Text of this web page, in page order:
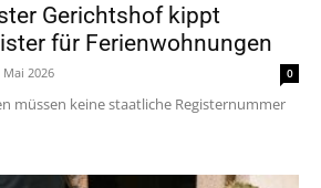
Gerichtshof kippt
für Ferienwohnungen
Mai 2026 0
müssen keine staatliche Registernummer